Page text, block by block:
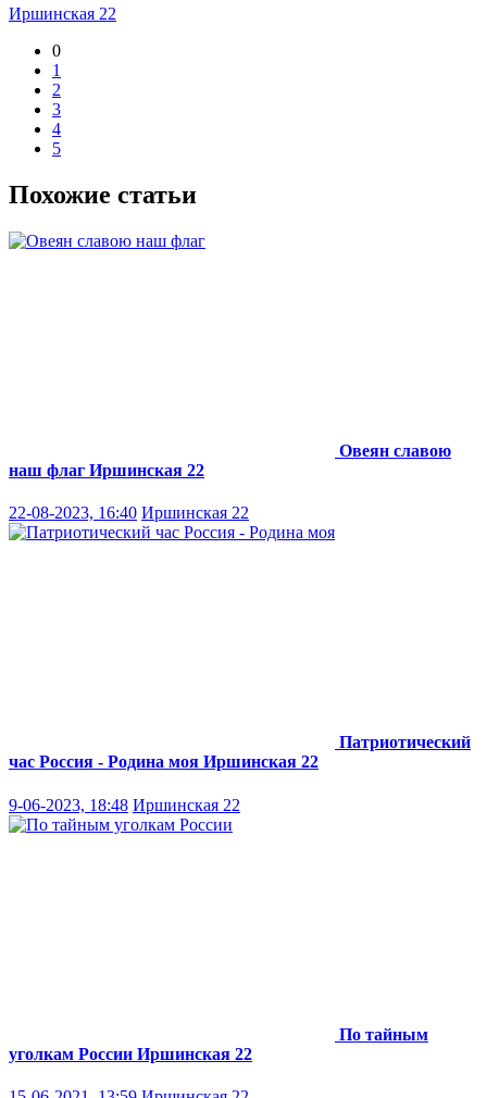
Иршинская 22
0
1
2
3
4
5
Похожие статьи
Овеян славою
наш флаг Иршинская 22
22-08-2023, 16:40 Иршинская 22
Патриотический
час Россия - Родина моя Иршинская 22
9-06-2023, 18:48 Иршинская 22
По тайным
уголкам России Иршинская 22